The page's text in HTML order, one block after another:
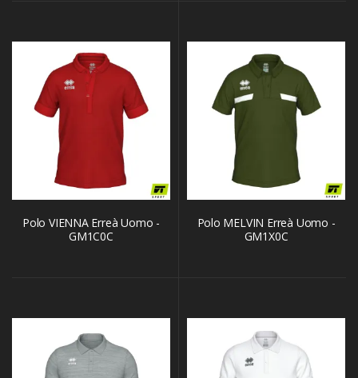
Polo VIENNA Erreà Uomo -
GM1C0C
Polo MELVIN Erreà Uomo -
GM1X0C